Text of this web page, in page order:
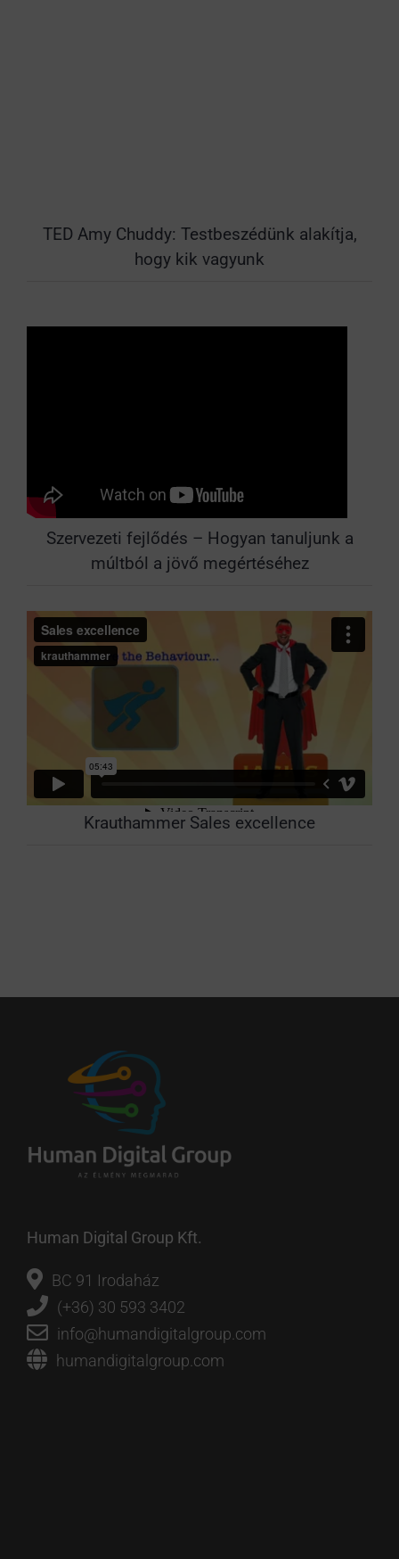
TED Amy Chuddy: Testbeszédünk alakítja,
hogy kik vagyunk
Szervezeti fejlődés – Hogyan tanuljunk a
múltból a jövő megértéséhez
Krauthammer Sales excellence
Human Digital Group Kft.
BC 91 Irodaház
(+36) 30 593 3402
info@humandigitalgroup.com
humandigitalgroup.com